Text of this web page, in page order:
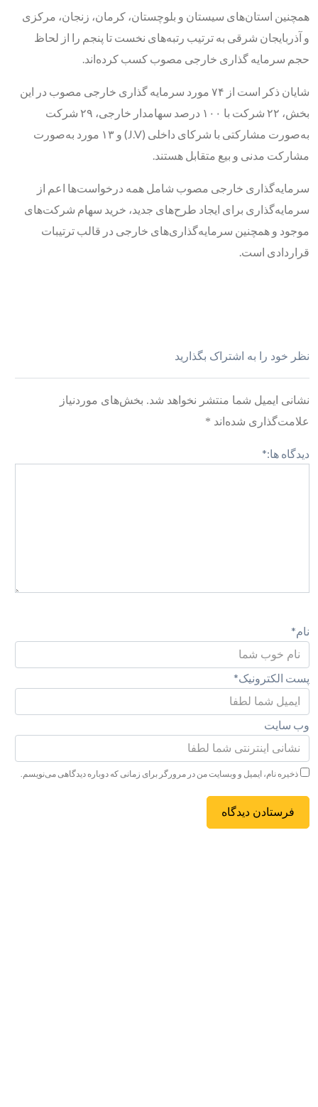
همچنین استان‌های سیستان و بلوچستان، کرمان، زنجان، مرکزی
و آذربایجان شرقی به ترتیب رتبه‌های نخست تا پنجم را از لحاظ
حجم سرمایه گذاری خارجی مصوب کسب کرده‌اند.
شایان ذکر است از ۷۴ مورد سرمایه گذاری خارجی مصوب در این
بخش، ۲۲ شرکت با ۱۰۰ درصد سهامدار خارجی، ۲۹ شرکت
به‌صورت مشارکتی با شرکای داخلی (J.V) و ۱۳ مورد به‌صورت
مشارکت مدنی و بیع متقابل هستند.
سرمایه‌گذاری خارجی مصوب شامل همه درخواست‌ها اعم از
سرمایه‌گذاری برای ایجاد طرح‌های جدید، خرید سهام شرکت‌های
موجود و همچنین سرمایه‌گذاری‌های خارجی در قالب ترتیبات
قراردادی است.
نظر خود را به اشتراک بگذارید
نشانی ایمیل شما منتشر نخواهد شد. بخش‌های موردنیاز
علامت‌گذاری شده‌اند *
دیدگاه ها:*
نام*
پست الکترونیک*
وب سایت
ذخیره نام، ایمیل و وبسایت من در مرورگر برای زمانی که دوباره دیدگاهی می‌نویسم.